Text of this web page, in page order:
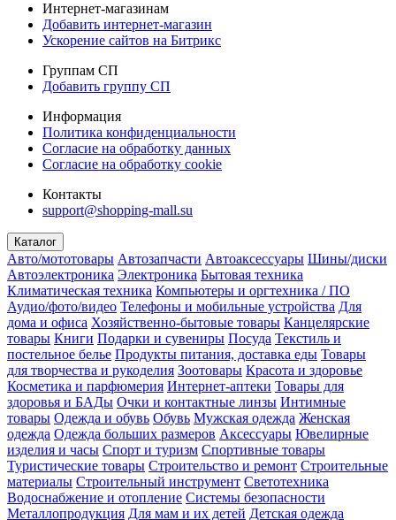
Интернет-магазинам
Добавить интернет-магазин
Ускорение сайтов на Битрикс
Группам СП
Добавить группу СП
Информация
Политика конфиденциальности
Согласие на обработку данных
Согласие на обработку cookie
Контакты
support@shopping-mall.su
Каталог
Авто/мототовары Автозапчасти Автоаксессуары Шины/диски
Автоэлектроника Электроника Бытовая техника
Климатическая техника Компьютеры и оргтехника / ПО
Аудио/фото/видео Телефоны и мобильные устройства Для
дома и офиса Хозяйственно-бытовые товары Канцелярские
товары Книги Подарки и сувениры Посуда Текстиль и
постельное белье Продукты питания, доставка еды Товары
для творчества и рукоделия Зоотовары Красота и здоровье
Косметика и парфюмерия Интернет-аптеки Товары для
здоровья и БАДы Очки и контактные линзы Интимные
товары Одежда и обувь Обувь Мужская одежда Женская
одежда Одежда больших размеров Аксессуары Ювелирные
изделия и часы Спорт и туризм Спортивные товары
Туристические товары Строительство и ремонт Строительные
материалы Строительный инструмент Светотехника
Водоснабжение и отопление Системы безопасности
Металлопродукция Для мам и их детей Детская одежда